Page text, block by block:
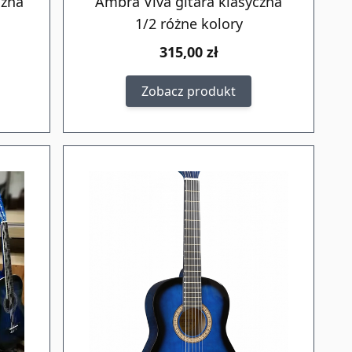
1/2 różne kolory
315,00 zł
Zobacz produkt